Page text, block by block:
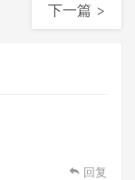
下一篇 >
回复